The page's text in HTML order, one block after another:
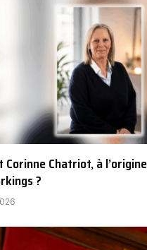
Corinne Chatriot, à
?